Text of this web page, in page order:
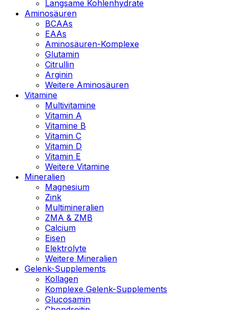
Langsame Kohlenhydrate
Aminosäuren
BCAAs
EAAs
Aminosäuren-Komplexe
Glutamin
Citrullin
Arginin
Weitere Aminosäuren
Vitamine
Multivitamine
Vitamin A
Vitamine B
Vitamin C
Vitamin D
Vitamin E
Weitere Vitamine
Mineralien
Magnesium
Zink
Multimineralien
ZMA & ZMB
Calcium
Eisen
Elektrolyte
Weitere Mineralien
Gelenk-Supplements
Kollagen
Komplexe Gelenk-Supplements
Glucosamin